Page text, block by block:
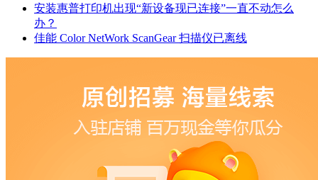
安装惠普打印机出现“新设备现已连接”一直不动怎么
办？
佳能 Color NetWork ScanGear 扫描仪已离线